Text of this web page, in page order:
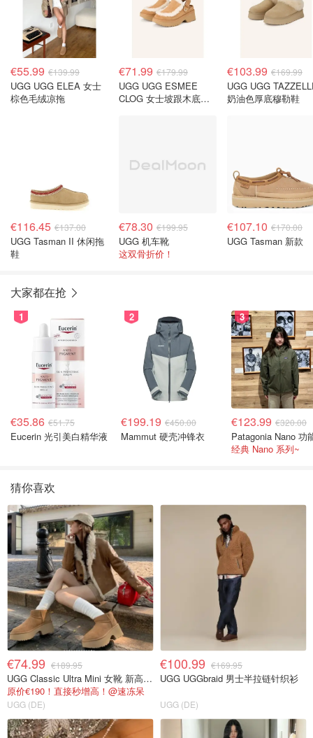
€55.99 €139.99
UGG UGG ELEA 女士
棕色毛绒凉拖
€71.99 €179.99
UGG UGG ESMEE
CLOG 女士坡跟木底拖
€103.99 €169.99
UGG UGG
奶油色厚底穆勒鞋
€116.45 €137.00
UGG Tasman II 休闲拖
鞋
€78.30 €199.95
UGG 机车靴
这双骨折价！
€107.10 €170.00
UGG Tasman 新款
大家都在抢
1
€35.86 €51.75
Eucerin 光引美白精华液
2
€199.19 €450.00
Mammut 硬壳冲锋衣
3
€123.99 €320.00
经典 Nano 系列~
猜你喜欢
€74.99 €189.95
UGG Classic Ultra Mini 女靴 新高度版
原价€190！直接秒增高！@速冻呆
UGG (DE)
€100.99 €169.95
UGG UGGbraid 男士半拉链针织衫
UGG (DE)